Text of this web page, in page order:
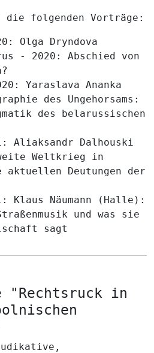
die folgenden Vorträge:
Olga Dryndova
- 2020: Abschied von
Yaraslava Ananka
des Ungehorsams:
des belarussischen
Aliaksandr Dalhouski
Weltkrieg in
aktuellen Deutungen der
Klaus Näumann (Halle) :
und was sie
sagt
"Rechtsruck in